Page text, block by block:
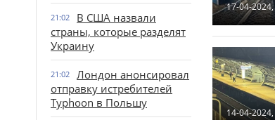
21:02
В США назвали
страны, которые разделят
Украину
21:02
Лондон анонсировал
отправку истребителей
Typhoon в Польшу
17-04-
14-04-